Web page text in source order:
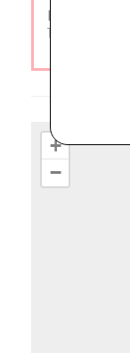
Horaires
12h et 14h à
+
−